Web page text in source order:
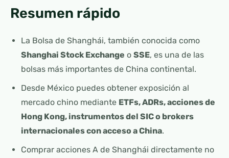
Resumen rápido
La Bolsa de Shanghái, también conocida como
Shanghai Stock Exchange o SSE, es una de las
bolsas más importantes de China continental.
Desde México puedes obtener exposición al
mercado chino mediante ETFs, ADRs, acciones de
Hong Kong, instrumentos del SIC o brokers
internacionales con acceso a China.
Comprar acciones A de Shanghái directamente no